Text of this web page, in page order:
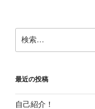
ン
故
索:
最近の投稿
自己紹介！